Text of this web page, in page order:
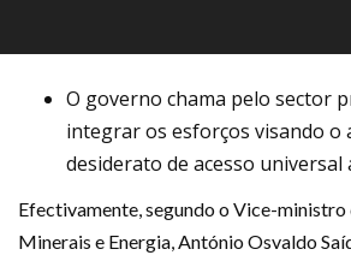
O governo chama pelo sector
integrar os esforços visando o
desiderato de acesso universal
Efectivamente, segundo o Vice-ministro
Minerais e Energia, António Osvaldo